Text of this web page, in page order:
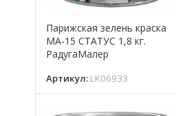
Парижская зелень краска
МА-15 СТАТУС 1,8 кг.
РадугаМалер
Артикул: LK06933